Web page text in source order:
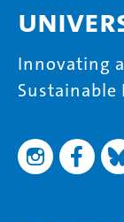
Innovating
Sustainable